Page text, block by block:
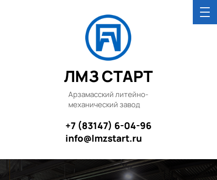
ЛМЗ СТАРТ
Арзамасский литейно-
механический завод
+7 (83147) 6-04-96
info@lmzstart.ru